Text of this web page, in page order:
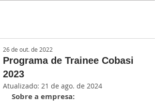
Programa de Trainee Cobasi
2023
26 de out. de 2022
Atualizado: 21 de ago. de 2024
Sobre a empresa: